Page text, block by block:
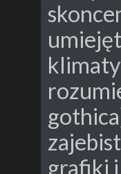
grafiki